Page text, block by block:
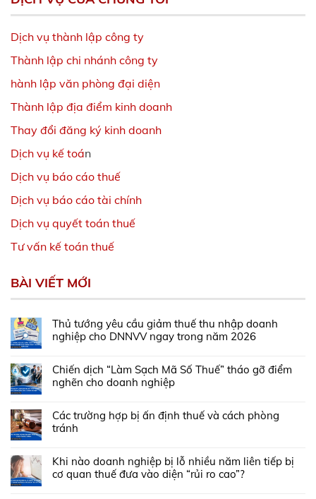
Dịch vụ thành lập công ty
Thành lập chi nhánh công ty
hành lập văn phòng đại diện
Thành lập địa điểm kinh doanh
Thay đổi đăng ký kinh doanh
Dịch vụ kế toán
Dịch vụ báo cáo thuế
Dịch vụ báo cáo tài chính
Dịch vụ quyết toán thuế
Tư vấn kế toán thuế
BÀI VIẾT MỚI
Thủ tướng yêu cầu giảm thuế thu nhập doanh
nghiệp cho DNNVV ngay trong năm 2026
Chiến dịch “Làm Sạch Mã Số Thuế” tháo gỡ điểm
nghẽn cho doanh nghiệp
Các trường hợp bị ấn định thuế và cách phòng
tránh
Khi nào doanh nghiệp bị lỗ nhiều năm liên tiếp bị
cơ quan thuế đưa vào diện “rủi ro cao”?